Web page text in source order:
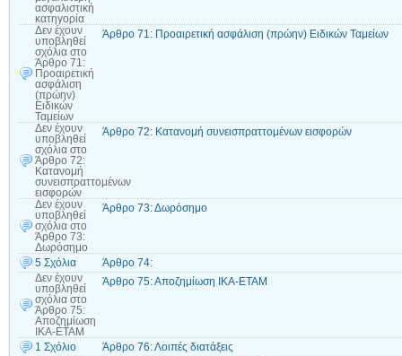
ασφαλιστική
κατηγορία
Δεν έχουν
υποβληθεί
σχόλια στο
Άρθρο 71:
Προαιρετική
ασφάλιση
(πρώην)
Ειδικών
Ταμείων
Άρθρο 71: Προαιρετική ασφάλιση (πρώην) Ειδικών Ταμείων
Δεν έχουν
υποβληθεί
σχόλια στο
Άρθρο 72:
Κατανομή
συνεισπραττομένων
εισφορών
Άρθρο 72: Κατανομή συνεισπραττομένων εισφορών
Δεν έχουν
υποβληθεί
σχόλια στο
Άρθρο 73:
Δωρόσημο
Άρθρο 73: Δωρόσημο
5 Σχόλια
Άρθρο 74:
Δεν έχουν
υποβληθεί
σχόλια στο
Άρθρο 75:
Αποζημίωση
ΙΚΑ-ΕΤΑΜ
Άρθρο 75: Αποζημίωση ΙΚΑ-ΕΤΑΜ
1 Σχόλιο
Άρθρο 76: Λοιπές διατάξεις